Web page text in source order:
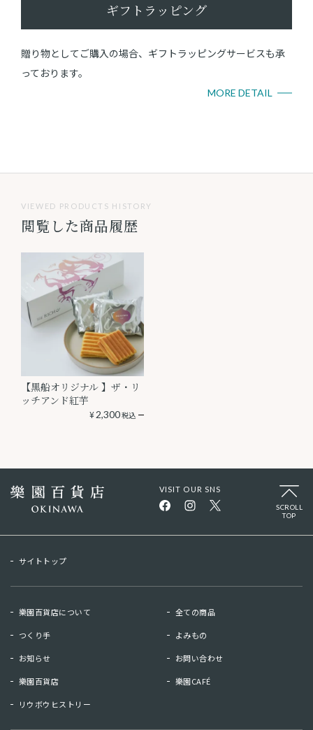
ギフトラッピング
贈り物としてご購入の場合、ギフトラッピングサービスも承
っております。
MORE DETAIL
VIEWED PRODUCTS HISTORY
閲覧した商品履歴
【黒船オリジナル 】ザ・リ
ッチアンド紅芋
¥2,300税込
VISIT OUR SNS
SCROLL
TOP
サイトトップ
樂園百貨店について 全ての商品
つくり手 よみもの
お知らせ お問い合わせ
樂園百貨店 樂園CAFÉ
リウボウヒストリー